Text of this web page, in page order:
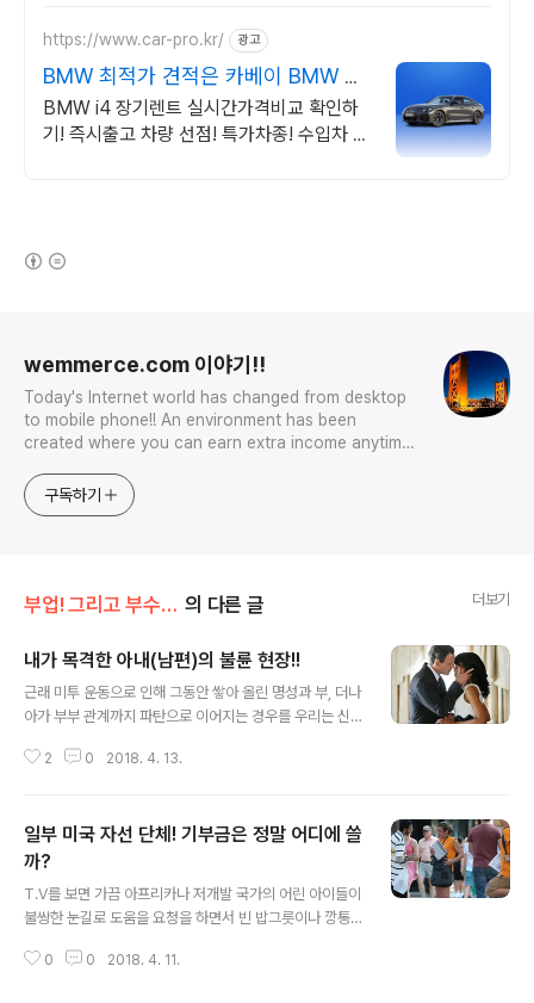
https://www.car-pro.kr/ 광고
BMW 최적가 견적은 카베이 BMW 특
가차량 무료견적
BMW i4 장기렌트 실시간가격비교 확인하
기! 즉시출고 차량 선점! 특가차종! 수입차 최
wemmerce.com 이야기!!
Today's Internet world has changed from desktop
to mobile phone!! An environment has been
created where you can earn extra income anytime,
competition. Now let’s turn our eyes to the world!
You can enter
구독하기
부업! 그리고 부수입!! 의 다른 글 더보기
내가 목격한 아내(남편)의 불륜 현장!!
근래 미투 운동으로 인해 그동안 쌓아 올린 명성과 부, 더나
아가 부부 관계까지 파탄으로 이어지는 경우를 우리는 신
여기저기서 터지자 전전긍긍 하는 남성들이 점점 많아지고
나곤 한다 합니다. 더우기 근래 은행을 감독하는 공기관 수
장에 임명된 한 남성이 호미로 막을 자신의 치부를 숨기면
서 거짓말로 일관을 하다, 거짓을 거짓으로 덮는 악순환을
반복을 하다 나중엔 자신이 어떤 거짓말을 하고 있는지도
모르면서 국민들의 공분을 사고 있으며 더우기 자신의 주
머니를 털어 묘령의 앳된 여성과 해외 여행을 가서 주지육
2 0 2018. 4. 13.
일부 미국 자선 단체! 기부금은 정말 어디에 쓸
까?
T.V를 보면 가끔 아프리카나 저개발 국가의 어린 아이들이
불쌍한 눈길로 도움을 요청을 하면서 빈 밥그릇이나 깡통
지막에는 여러분의 동전 한닢이 아니 20불 짜리 지폐 하나
0 0 2018. 4. 11.